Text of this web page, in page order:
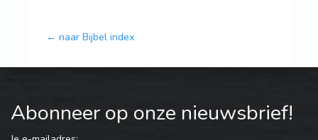
← naar Bijbel index
Abonneer op onze nieuwsbrief!